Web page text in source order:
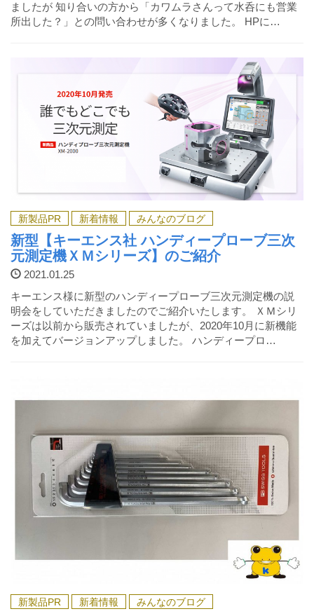
ましたが 知り合いの方から「カワムラさんって水呑にも営業
所出した？」との問い合わせが多くなりました。 HPに…
新製品PR 新着情報 みんなのブログ
新型【キーエンス社 ハンディープローブ三次
元測定機ＸＭシリーズ】のご紹介
2021.01.25
キーエンス様に新型のハンディープローブ三次元測定機の説
明会をしていただきましたのでご紹介いたします。 ＸＭシリ
ーズは以前から販売されていましたが、2020年10月に新機能
を加えてバージョンアップしました。 ハンディープロ…
新製品PR 新着情報 みんなのブログ